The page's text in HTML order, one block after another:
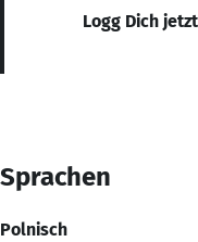
Logg Dich
Sprachen
Polnisch